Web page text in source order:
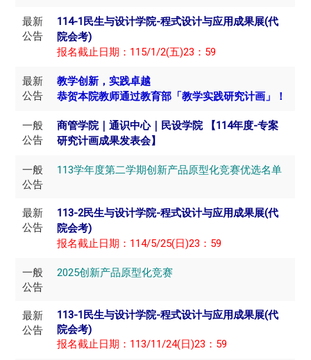
最新
公告
114-1民生与设计学院-程式设计与应用成果展(代
院会考)
报名截止日期：115/1/2(五)23：59
最新
公告
教学创新，实践卓越
恭贺本院教师通过教育部「教学实践研究计画」！
一般
公告
商管学院｜通识中心｜民设学院 【114年度-专案
研究计画成果发表会】
一般
公告
113学年度第二学期创新产品原型化竞赛优选名单
最新
公告
113-2民生与设计学院-程式设计与应用成果展(代
院会考)
报名截止日期：114/5/25(日)23：59
一般
公告
2025创新产品原型化竞赛
最新
公告
113-1民生与设计学院-程式设计与应用成果展(代
院会考)
报名截止日期：113/11/24(日)23：59